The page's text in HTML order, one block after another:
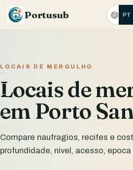
Portusub PT
LOCAIS DE MERGULHO
Locais de
em Porto
Compare naufragios, recifes e
profundidade, nivel, acesso,